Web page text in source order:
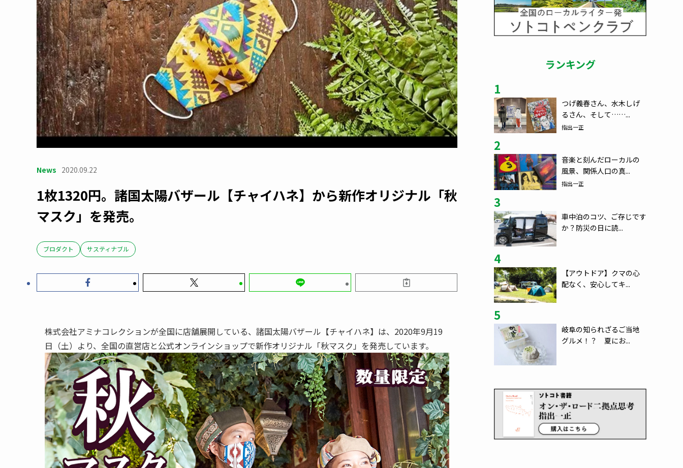
News 2020.09.22
1枚1320円。諸国太陽バザール【チャイハネ】から新作オリジナル「秋
マスク」を発売。
ブロダクト サスティナブル
株式会社アミナコレクションが全国に店舗展開している、諸国太陽バザール【チャイハネ】は、2020年9月19
日（土）より、全国の直営店と公式オンラインショップで新作オリジナル「秋マスク」を発売しています。
ランキング
1
つげ義春さん、水木しげ
るさん、そして……...
指出一正
2
音楽と刻んだローカルの
風景、関係人口の真...
指出一正
3
車中泊のコツ、ご存じです
か？防災の日に読...
4
【アウトドア】クマの心
配なく、安心してキ...
5
岐阜の知られざるご当地
グルメ！？ 夏にお...